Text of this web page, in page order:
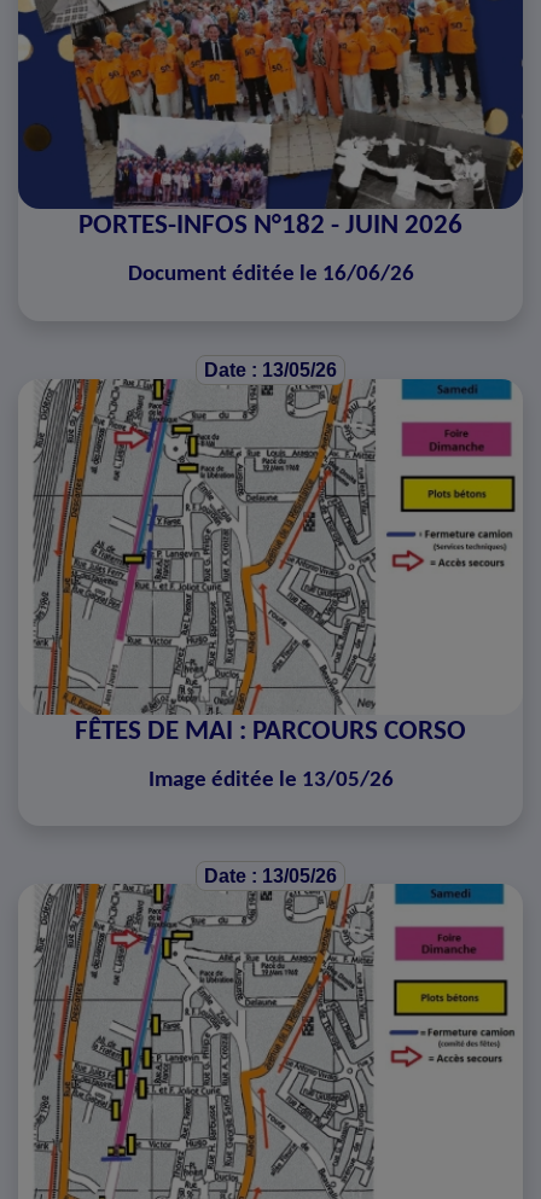
PORTES-INFOS N°182 - JUIN 2026
Document éditée le 16/06/26
Date : 13/05/26
FÊTES DE MAI : PARCOURS CORSO
Image éditée le 13/05/26
Date : 13/05/26